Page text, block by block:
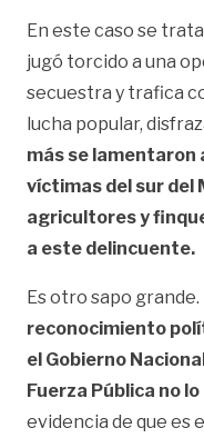
En este caso se
jugó torcido a una
secuestra y trafica
lucha popular,
más se lamentaron
víctimas del sur del
agricultores y
a este delincuente.
Es otro sapo grande.
reconocimiento
el Gobierno
Fuerza Pública no
evidencia de que es